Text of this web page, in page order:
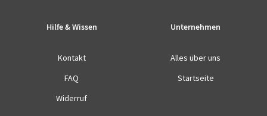
Hilfe & Wissen
Kontakt
FAQ
Widerruf
Unternehmen
Alles über uns
Startseite